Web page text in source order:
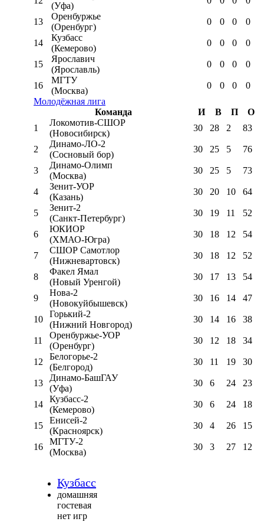
(Уфа)
13
Оренбуржье
(Оренбург)
0 0 0 0
14
Кузбасс
(Кемерово)
0 0 0 0
15
Ярославич
(Ярославль)
0 0 0 0
16
МГТУ
(Москва)
0 0 0
0
Молодёжная лига
Команда
И В П
О
1
Локомотив-CШОР
(Новосибирск)
30 28 2 83
2
Динамо-ЛО-2
(Сосновый бор)
30 25 5 76
3
Динамо-Олимп
(Москва)
30 25 5 73
4
Зенит-УОР
(Казань)
30 20 10 64
5
Зенит-2
(Санкт-Петербург)
30 19 11 52
6
ЮКИОР
(ХМАО-Югра)
30 18 12 54
7
СШОР Самотлор
(Нижневартовск)
30 18 12 52
8
Факел Ямал
(Новый Уренгой)
30 17 13 54
9
Нова-2
(Новокуйбышевск)
30 16 14 47
10
Горький-2
(Нижний Новгород)
30 14 16 38
11
Оренбуржье-УОР
(Оренбург)
30 12 18 34
12
Белогорье-2
(Белгород)
30 11 19 30
13
Динамо-БашГАУ
(Уфа)
30 6 24 23
14
Кузбасс-2
(Кемерово)
30 6 24 18
15
Енисей-2
(Красноярск)
30 4 26 15
16
МГТУ-2
(Москва)
30 3 27 12
Кузбасс
домашняя
гостевая
нет игр